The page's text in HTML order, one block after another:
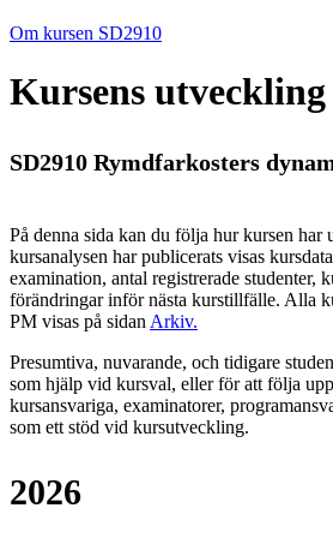
Om kursen SD2910
Kursens utveckling
SD2910 Rymdfarkosters
På denna sida kan du följa hur kursen har
kursanalysen har publicerats visas
examination, antal registrerade studenter,
förändringar inför nästa kurstillfälle. Alla
PM visas på sidan Arkiv.
Presumtiva, nuvarande, och tidigare
som hjälp vid kursval, eller för att följa
kursansvariga, examinatorer,
som ett stöd vid kursutveckling.
2026